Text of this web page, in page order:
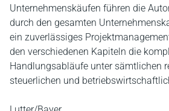
Unternehmenskäufen führen die
durch den gesamten
ein zuverlässiges
den verschiedenen Kapiteln die
Handlungsabläufe unter sämtlichen
steuerlichen und